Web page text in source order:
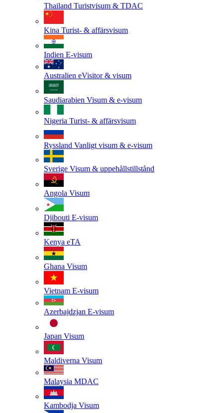
Thailand Turistvisum & TDAC
Kina Turist- & affärsvisum
Indien E-visum
Australien eVisitor & visum
Saudiarabien Visum & e-visum
Nigeria Turist- & affärsvisum
Ryssland Vanligt visum & e-visum
Sverige Visum & uppehållstillstånd
Angola Visum
Djibouti E-visum
Kenya eTA
Ghana Visum
Vietnam E-visum
Azerbajdzjan E-visum
Japan Visum
Maldiverna Visum
Malaysia MDAC
Kambodja Visum